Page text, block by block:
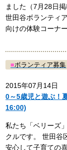
ました（7月28日
世田谷ボランティ
向けの体験コー
■ボランティア募集
2015年07月14日
0～5歳児と遊ぶ！
16:00)
私たち「ベリーズ
クルです。 世田谷
安心して子育ての